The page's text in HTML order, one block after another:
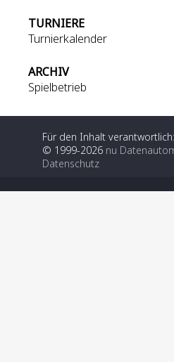
TURNIERE
Turnierkalender
ARCHIV
Spielbetrieb
Für den Inhalt
© 1999-2026 nu
Datenschutz